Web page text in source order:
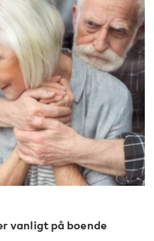
vanligt på boende